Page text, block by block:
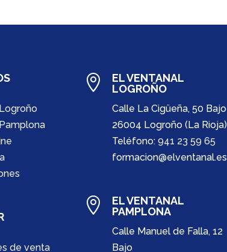
de venta

EL VENTANAL
LOGROÑO
Calle La Cigüeña, 50 Bajo
26004 Logroño (La Rioja)
Teléfono: 941 23 59 65
formacion@elventanal.es

EL VENTANAL
PAMPLONA
Calle Manuel de Falla, 12
Bajo